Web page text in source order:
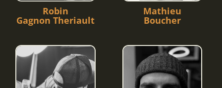
Robin
Gagnon Theriault
Mathieu
Boucher